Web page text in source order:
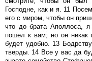
Господне, как и я. 11
его с миром, чтобы он
что до брата Аполлоса,
пошел к вам; но он никак
будет удобно. 13
тверды. 14 Все у вас да